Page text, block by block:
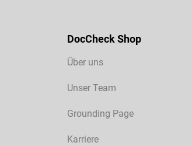
DocCheck Shop
Über uns
Unser Team
Grounding Page
Karriere